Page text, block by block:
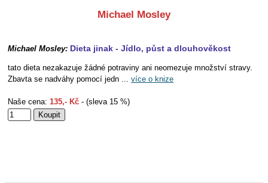
Michael Mosley
Michael Mosley: Dieta jinak - Jídlo, půst a dlouhověkost
tato dieta nezakazuje žádné potraviny ani neomezuje množství stravy.
Zbavta se nadváhy pomocí jedn ... více o knize
Naše cena: 135,- Kč - (sleva 15 %)